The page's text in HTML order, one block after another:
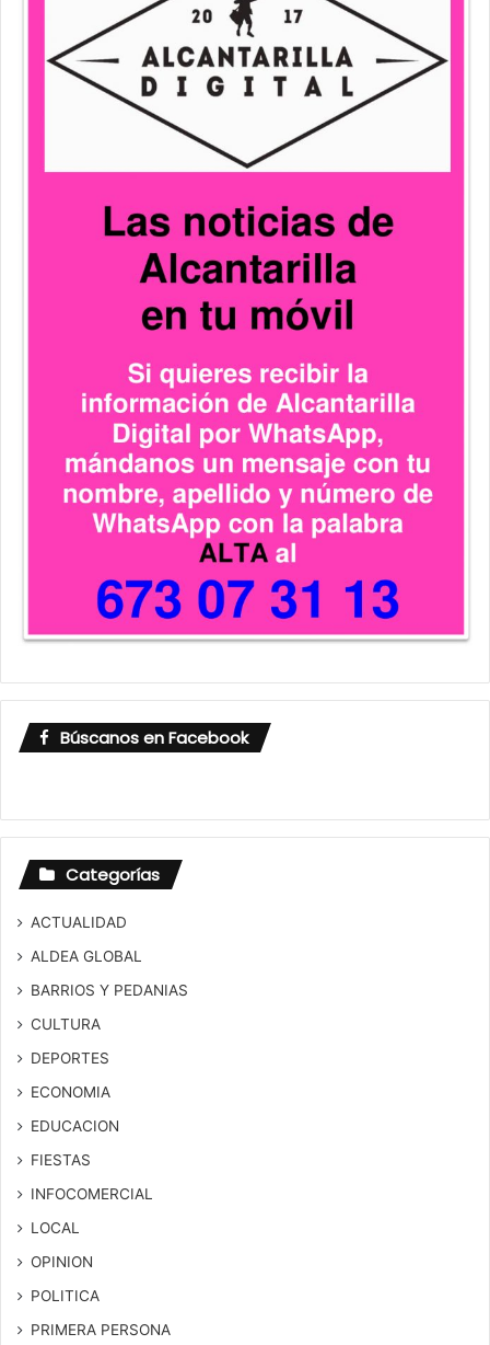
Búscanos en Facebook
Categorías
ACTUALIDAD
ALDEA GLOBAL
BARRIOS Y PEDANIAS
CULTURA
DEPORTES
ECONOMIA
EDUCACION
FIESTAS
INFOCOMERCIAL
LOCAL
OPINION
POLITICA
PRIMERA PERSONA